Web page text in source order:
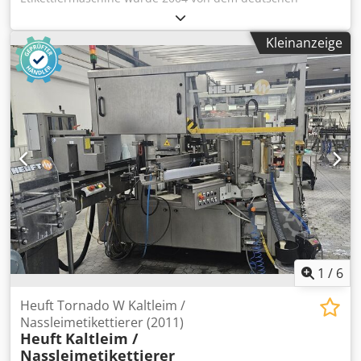
zur Gewährleistung einer sauberen Etikettierung Dodpoxl
Di Dsfx Aarsck - Flaschenhalterungen für reibungslose
Handhabung und reduzierte Stauungen - Zahnradgetriebe
mit Kupplung und Not-Aus-System - Kompaktes,
vollständig geschlossenes Design für Hygiene und
Sicherheit
Hersteller Krones hergestellt. Die Maschine wurde
regelmäßig gewartet und ist noch in einer Abfüllanlage
installiert. Da die verkaufende Mineralwasserfirma die
gesamte Abfüllanlage nicht mehr nutzt, verkauft sie die
gebrauchten Maschinen, die noch in gutem Zustand sind.
Djdpfx Asxb A Idsarjck Technik. Angaben - Leistung: 16.000
- 20.000 Fl/h - Formate: - 0,25 l Vichy-Flasche - 0,5l Satz 1 -
0,5l Satz 2 - 0,5l Satz 3 - 0,7l GDB - 0,75l Satz 1 -
Teilkreisdurchmesser: 720 mm - Anzahl der Flaschenteller:
15 - Anzahl der Etikettierstationen: 2 - Drehrichtung: gegen
den Uhrzeigersinn - Leimpumpen inklusive - Checkmat-
Etikettenkontrolle für das Vorhandensein von Etiketten -
Inklusive Datumscodierer - Leimwalze aus rostfreiem Stahl
- Einlauf- und Auslaufrichtung in einer Linie
Kleinanzeige
1 / 6
Heuft Tornado W Kaltleim /
Nassleimetikettierer (2011)
Heuft Kaltleim /
Nassleimetikettierer